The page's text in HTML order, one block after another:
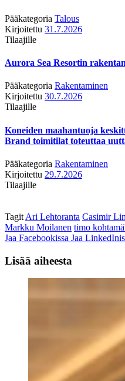
Pääkategoria Talous
Kirjoitettu 31.7.2026
Tilaajille
Aurora Sea Resortin
Pääkategoria Rakentaminen
Kirjoitettu 30.7.2026
Tilaajille
Koneiden maahantuoja
Brand toimitilat toteuttaa
Pääkategoria Rakentaminen
Kirjoitettu 29.7.2026
Tilaajille
Tagit Ari Lehtoranta Casimir
Markku Moilanen timo
Jaa Facebookissa Jaa
Lisää aiheesta